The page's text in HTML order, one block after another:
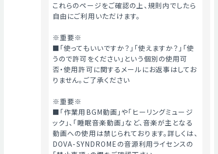
これらのページをご確認の上、規則内でしたら
自由にご利用いただけます。
※重要※
■「使ってもいいですか？」「使えますか？」「使
うので許可をください」という個別の使用可
否・使用許可に関するメールにお返事はしてお
りません。ご了承ください
※重要※
■「作業用BGM動画」や「ヒーリングミュージ
ック」、「睡眠音楽動画」など、音楽が主となる
動画への使用は禁じられております。詳しくは、
DOVA-SYNDROMEの音源利用ライセンスの